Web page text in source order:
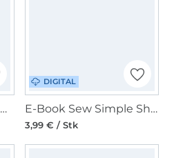
E-Book La Bavarese Chiara
DIGITAL
E-Book Sew Simple Shirt Golda
3,99 € / Stk